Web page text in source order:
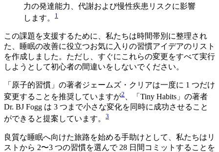
力の発達能力、代謝および慢性疾患リスクに影響
します。
1
この課題を支援するために、私たちは時間帯別に整理され
た、睡眠の改善に役立つお気に入りの習慣アイデアのリスト
を作成しました。ただし、すぐにこれらの変更をすべて実行
しようとして初心者の間違いをしないでください。
「原子的習慣」の著者ジェームズ・クリアは一度に 1 つだけ
変更することを推奨していますが2 、「Tiny Habits」の著者
Dr. BJ Fogg は 3 つまで小さな変化を同時に成功させること
ができると提案しています。 3
良質な睡眠へ向けた旅路を始める手助けとして、私たちはリ
ストから 2〜3 つの習慣を選んで 28 日間コミットすることを